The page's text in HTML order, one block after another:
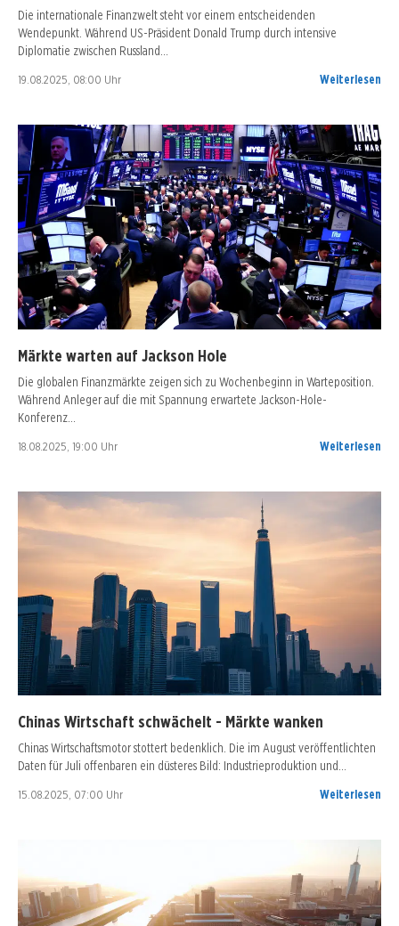
Die internationale Finanzwelt steht vor einem entscheidenden
Wendepunkt. Während US-Präsident Donald Trump durch intensive
Diplomatie zwischen Russland…
19.08.2025, 08:00 Uhr Weiterlesen
Märkte warten auf Jackson Hole
Die globalen Finanzmärkte zeigen sich zu Wochenbeginn in Warteposition.
Während Anleger auf die mit Spannung erwartete Jackson-Hole-
Konferenz…
18.08.2025, 19:00 Uhr Weiterlesen
Chinas Wirtschaft schwächelt - Märkte wanken
Chinas Wirtschaftsmotor stottert bedenklich. Die im August veröffentlichten
Daten für Juli offenbaren ein düsteres Bild: Industrieproduktion und…
15.08.2025, 07:00 Uhr Weiterlesen